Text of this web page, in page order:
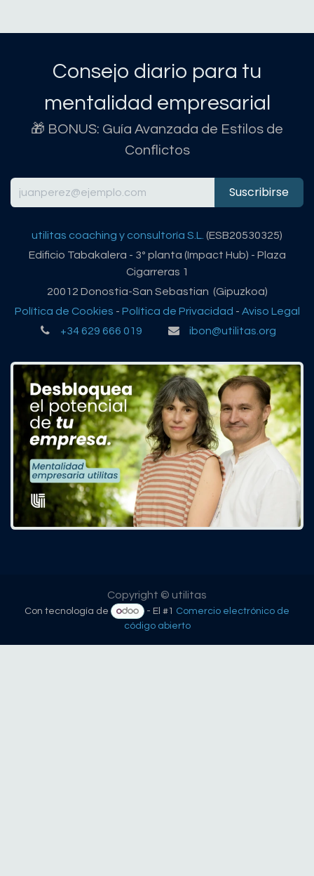
Consejo diario para tu
mentalidad empresarial
🎁 BONUS: Guía Avanzada de Estilos de
Conflictos
Suscribirse
utilitas coaching y consultoría S.L. (ESB20530325)
Edificio Tabakalera - 3º planta (Impact Hub) - Plaza
Cigarreras 1
20012 Donostia-San Sebastian (Gipuzkoa)
Política de Cookies - Política de Privacidad - Aviso Legal
+34 629 666 019
ibon@utilitas.org
Copyright © utilitas
Con tecnología de - El #1 Comercio electrónico de
código abierto